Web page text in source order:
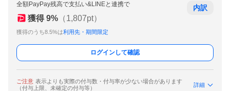
全額PayPay残高で支払い&LINEと連携で
獲得 9% （1,807pt）
獲得のうち8.5%は利用先・期間限定
内訳
ログインして確認
ご注意 表示よりも実際の付与数・付与率が少ない場合があります
（付与上限、未確定の付与等）
詳細